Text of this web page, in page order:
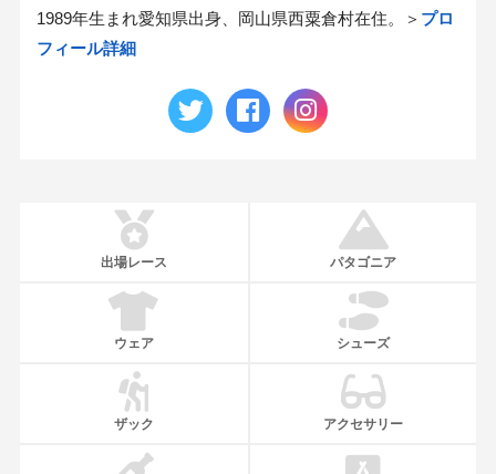
1989年生まれ愛知県出身、岡山県西粟倉村在住。＞ プロ
フィール詳細
出場レース パタゴニア
ウェア シューズ
ザック アクセサリー